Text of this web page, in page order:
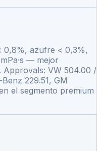
0,8%, azufre < 0,3%,
— mejor
Approvals: VW 504.00 /
229.51, GM
el segmento premium